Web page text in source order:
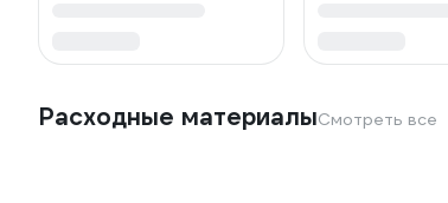
Расходные материалыСмотреть все